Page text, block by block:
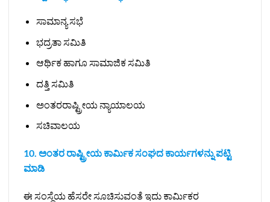
ಸಾಮಾನ್ಯ ಸಭೆ
ಭದ್ರತಾ ಸಮಿತಿ
ಆರ್ಥಿಕ ಹಾಗೂ ಸಾಮಾಜಿಕ ಸಮಿತಿ
ದತ್ತಿ ಸಮಿತಿ
ಅಂತರರಾಷ್ಟ್ರೀಯ ನ್ಯಾಯಾಲಯ
ಸಚಿವಾಲಯ
10. ಅಂತರ ರಾಷ್ಟ್ರೀಯ ಕಾರ್ಮಿಕ ಸಂಘದ ಕಾರ್ಯಗಳನ್ನು ಪಟ್ಟಿ
ಮಾಡಿ
ಈ ಸಂಸ್ಥೆಯ ಹೆಸರೇ ಸೂಚಿಸುವಂತೆ ಇದು ಕಾರ್ಮಿಕರ